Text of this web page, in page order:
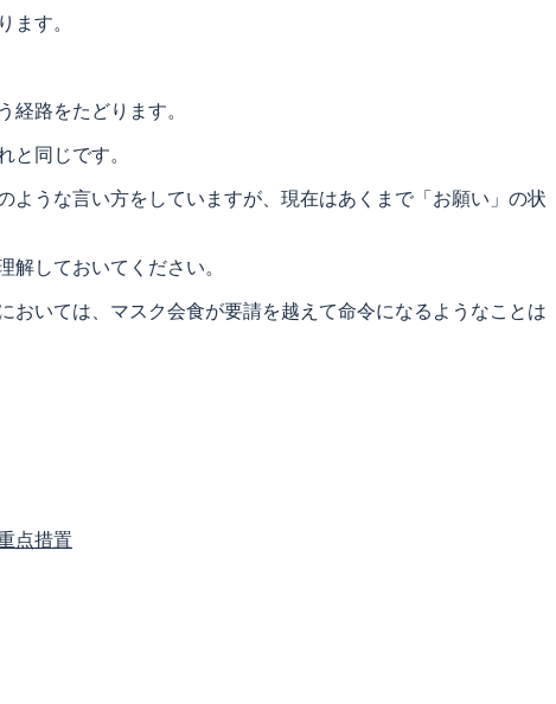
ます。
路をたどります。
と同じです。
うな言い方をしていますが、現在はあくまで「お願い」の状
しておいてください。
いては、マスク会食が要請を越えて命令になるようなことは
点措置